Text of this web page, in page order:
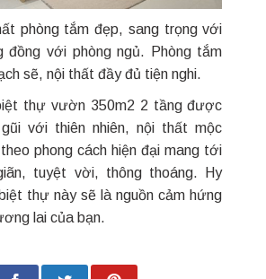
phòng tắm đẹp, sang trọng với
đồng với phòng ngủ. Phòng tắm
sẽ, nội thất đầy đủ tiện nghi.
thự vườn 350m2 2 tầng được
với thiên nhiên, nội thất mộc
phong cách hiện đại mang tới
tuyệt vời, thông thoáng. Hy
thự này sẽ là nguồn cảm hứng
lai của bạn.